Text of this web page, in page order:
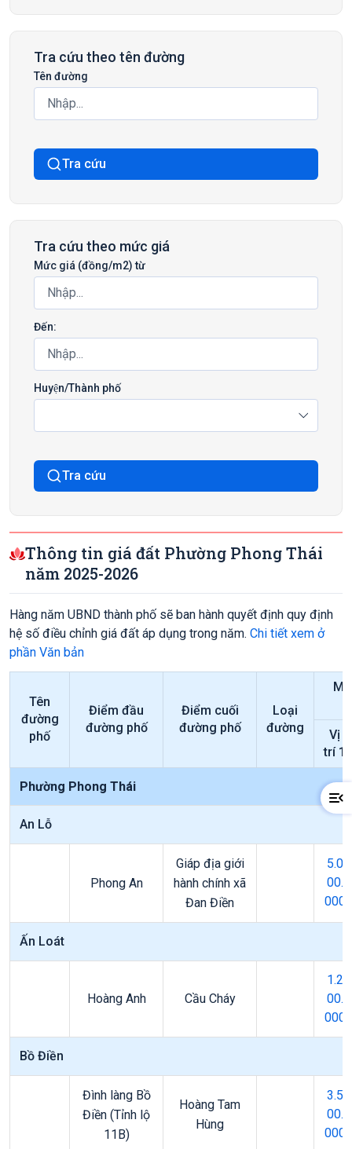
Tra cứu theo tên đường
Tên đường
Tra cứu
Tra cứu theo mức giá
Mức giá (đồng/m2) từ
Đến:
Huyện/Thành phố
Tra cứu
Thông tin giá đất Phường Phong Thái
năm 2025-2026
Hàng năm UBND thành phố sẽ ban hành quyết định quy định
hệ số điều chỉnh giá đất áp dụng trong năm. Chi tiết xem ở
phần Văn bản
Tên
đường
phố
Điểm đầu
đường phố
Điểm cuối
đường phố
Loại
đường
Vị
trí 1
Phường Phong Thái
An Lỗ
Phong An
Giáp địa giới
hành chính xã
Đan Điền
5.0
00.
000
Ấn Loát
Hoàng Anh Cầu Cháy
1.2
00.
000
Bồ Điền
Đình làng Bồ
Điền (Tỉnh lộ
11B)
Hoàng Tam
Hùng
3.5
00.
000